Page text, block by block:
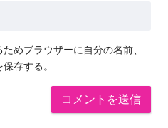
めブラウザーに自分の名前、
存する。